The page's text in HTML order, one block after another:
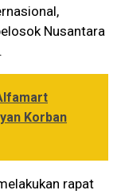
Nusantara
Korban
rapat